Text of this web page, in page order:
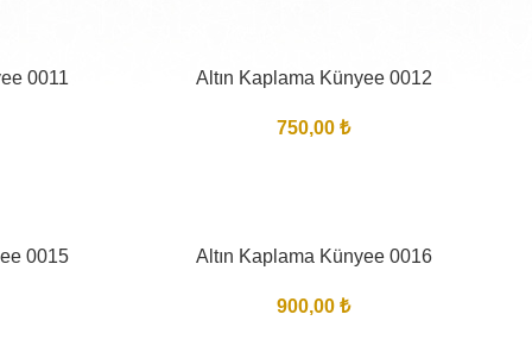
0011 Altın Kaplama Künyee 0012
750,00₺
0015 Altın Kaplama Künyee 0016
900,00₺